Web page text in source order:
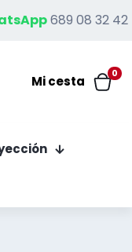
689 08 32 42
0
Mi cesta